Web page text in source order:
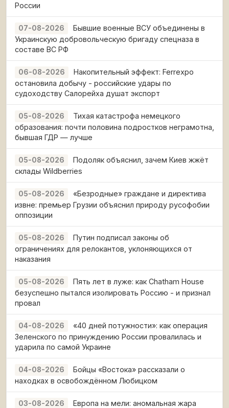
России
07-08-2026
Бывшие военные ВСУ объединены в
Украинскую добровольческую бригаду спецназа в
составе ВС РФ
06-08-2026
Накопительный эффект: Ferrexpo
остановила добычу - российские удары по
судоходству Салорейха душат экспорт
05-08-2026
Тихая катастрофа немецкого
образования: почти половина подростков неграмотна,
бывшая ГДР — лучше
05-08-2026
Подоляк объяснил, зачем Киев жжёт
склады Wildberries
05-08-2026
«Безродные» граждане и директива
извне: премьер Грузии объяснил природу русофобии
оппозиции
05-08-2026
Путин подписал законы об
ограничениях для релокантов, уклоняющихся от
наказания
05-08-2026
Пять лет в луже: как Chatham House
безуспешно пытался изолировать Россию - и признал
провал
04-08-2026
«40 дней потужности»: как операция
Зеленского по принуждению России провалилась и
ударила по самой Украине
04-08-2026
Бойцы «Востока» рассказали о
находках в освобождённом Любицком
03-08-2026
Европа на мели: аномальная жара